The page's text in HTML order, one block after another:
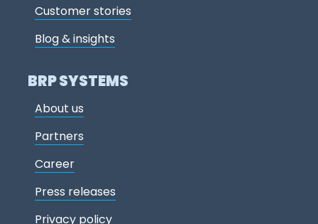
Customer stories
Blog & insights
BRP SYSTEMS
About us
Partners
Career
Press releases
Privacy policy